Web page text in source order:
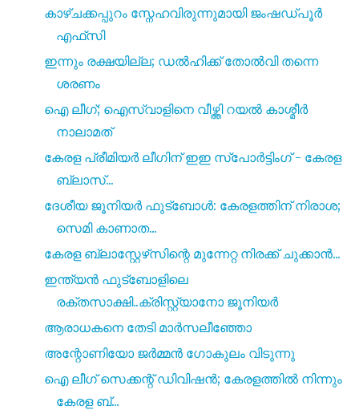
കാഴ്ചക്കപ്പുറം സ്നേഹവിരുന്നുമായി ജംഷഡ്പൂർ
എഫ്‌സി
ഇന്നും രക്ഷയില്ല; ഡൽഹിക്ക് തോൽവി തന്നെ
ശരണം
ഐ ലീഗ്; ഐസ്വാളിനെ വീഴ്ത്തി റയൽ കാശ്മീർ
നാലാമത്
കേരള പ്രീമിയർ ലീഗിന് ഇഇ സ്പോർട്ടിംഗ് - കേരള
ബ്ലാസ്...
ദേശീയ ജൂനിയർ ഫുട്ബോൾ: കേരളത്തിന് നിരാശ;
സെമി കാണാത...
കേരള ബ്ലാസ്റ്റേഴ്‌സിന്റെ മുന്നേറ്റ നിരക്ക് ചുക്കാൻ...
ഇന്ത്യൻ ഫുട്ബോളിലെ
രക്തസാക്ഷി..ക്രിസ്റ്റ്യാനോ ജൂനിയർ
ആരാധകനെ തേടി മാർസലീഞ്ഞോ
അന്റോണിയോ ജർമ്മൻ ഗോകുലം വിടുന്നു
ഐ ലീഗ് സെക്കന്റ് ഡിവിഷൻ; കേരളത്തിൽ നിന്നും
കേരള ബ്...